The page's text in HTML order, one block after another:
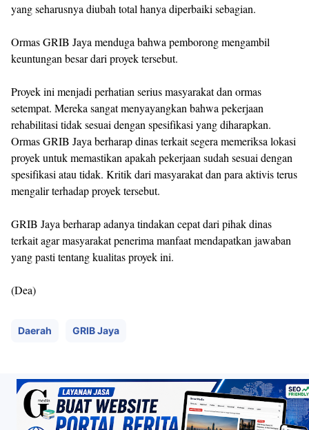
yang seharusnya diubah total hanya diperbaiki sebagian.
Ormas GRIB Jaya menduga bahwa pemborong mengambil
keuntungan besar dari proyek tersebut.
Proyek ini menjadi perhatian serius masyarakat dan ormas
setempat. Mereka sangat menyayangkan bahwa pekerjaan
rehabilitasi tidak sesuai dengan spesifikasi yang diharapkan.
Ormas GRIB Jaya berharap dinas terkait segera memeriksa lokasi
proyek untuk memastikan apakah pekerjaan sudah sesuai dengan
spesifikasi atau tidak. Kritik dari masyarakat dan para aktivis terus
mengalir terhadap proyek tersebut.
GRIB Jaya berharap adanya tindakan cepat dari pihak dinas
terkait agar masyarakat penerima manfaat mendapatkan jawaban
yang pasti tentang kualitas proyek ini.
(Dea)
Daerah GRIB Jaya